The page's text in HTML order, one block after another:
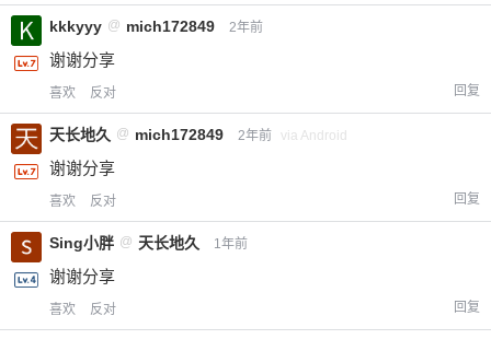
kkkyyy @ mich172849 2年前
谢谢分享
喜欢 反对 回复
天长地久 @ mich172849 2年前 via Android
谢谢分享
喜欢 反对 回复
Sing小胖 @ 天长地久 1年前
谢谢分享
喜欢 反对 回复